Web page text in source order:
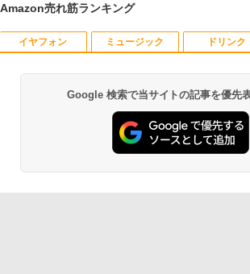
1
【中古良品】【安心
WDE-22W / PTFBDE-
ワイト色 スピーカー搭
￥4,050
1
ちいかわ なんか小さ
トアルバム付き特装版
ターズA） [ ナガノ ]
￥3,630
Amazon売れ筋ランキング
イヤフォン
Anker Soundcore P40i
￥7,990
ミュージック
BRUCE WAYNE feat.
[Explicit]
￥250
ドリンク
【Amazon.co.jp限定】
ET ラベルレス ×8本
￥1,112
薬屋のひとりごと 17巻 (
ンガンコミックス)
￥770
Google 検索で当サイトの記事を優先